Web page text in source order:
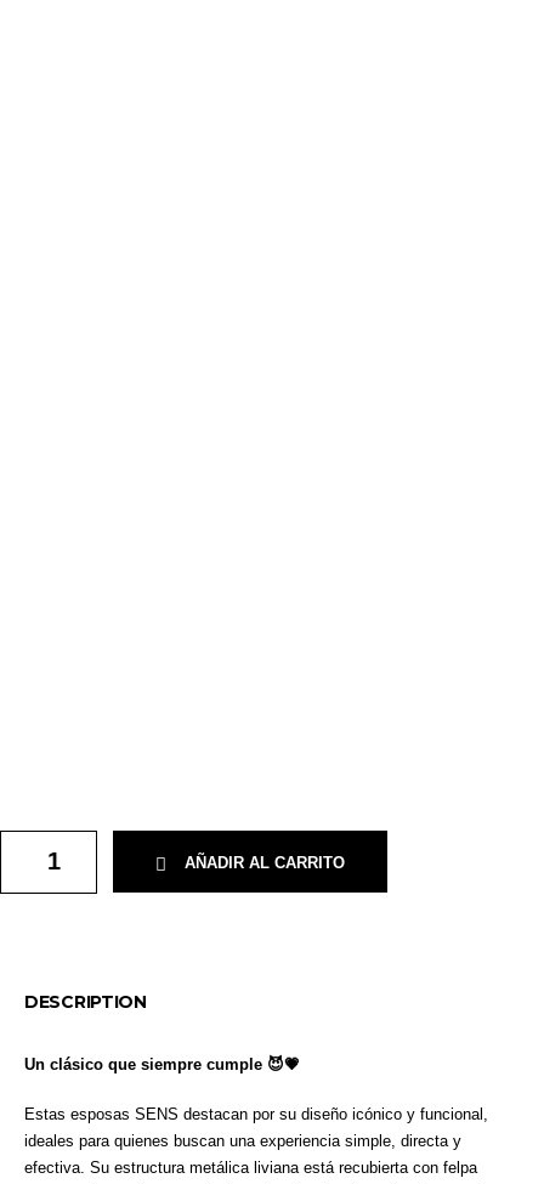
AÑADIR AL CARRITO
DESCRIPTION
Un clásico que siempre cumple 😈💗
Estas esposas SENS destacan por su diseño icónico y funcional,
ideales para quienes buscan una experiencia simple, directa y
efectiva. Su estructura metálica liviana está recubierta con felpa